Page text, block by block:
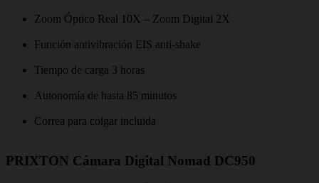
Zoom Óptico Real 10X – Zoom Digital 2X
Función antivibración EIS anti-shake
Tiempo de carga 3 horas
Autonomía de hasta 85 minutos
Correa para colgar incluida
PRIXTON Cámara Digital Nomad DC950